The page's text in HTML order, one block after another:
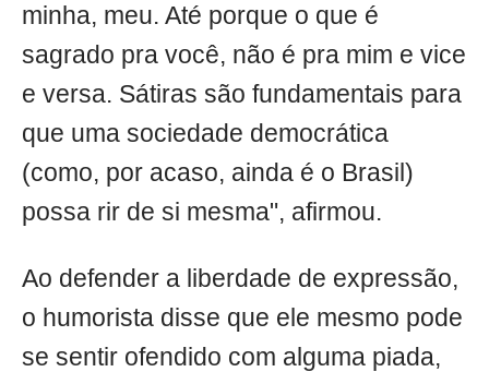
minha, meu. Até porque o que é
sagrado pra você, não é pra mim e vice
e versa. Sátiras são fundamentais para
que uma sociedade democrática
(como, por acaso, ainda é o Brasil)
possa rir de si mesma", afirmou.
Ao defender a liberdade de expressão,
o humorista disse que ele mesmo pode
se sentir ofendido com alguma piada,